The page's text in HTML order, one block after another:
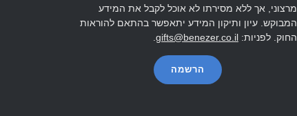
מרצוני, אך ללא מסירתו לא אוכל לקבל את המידע
המבוקש. עיון ותיקון המידע יתאפשר בהתאם להוראות
החוק. לפניות: gifts@benezer.co.il